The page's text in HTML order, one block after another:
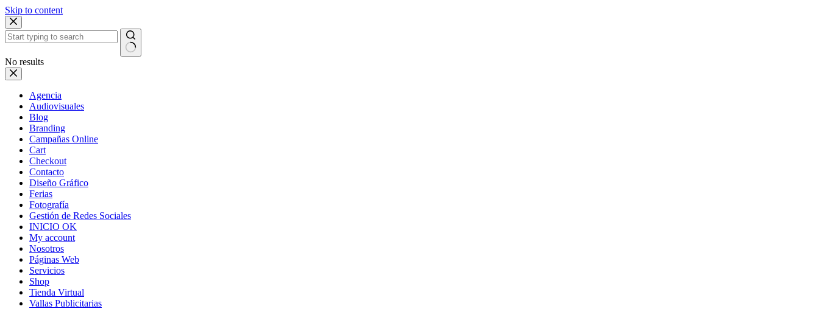
Skip to content
No results
Agencia
Audiovisuales
Blog
Branding
Campañas Online
Cart
Checkout
Contacto
Diseño Gráfico
Ferias
Fotografía
Gestión de Redes Sociales
INICIO OK
My account
Nosotros
Páginas Web
Servicios
Shop
Tienda Virtual
Vallas Publicitarias